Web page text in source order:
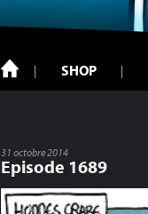
SHOP
31 octobre 2014
Episode 1689